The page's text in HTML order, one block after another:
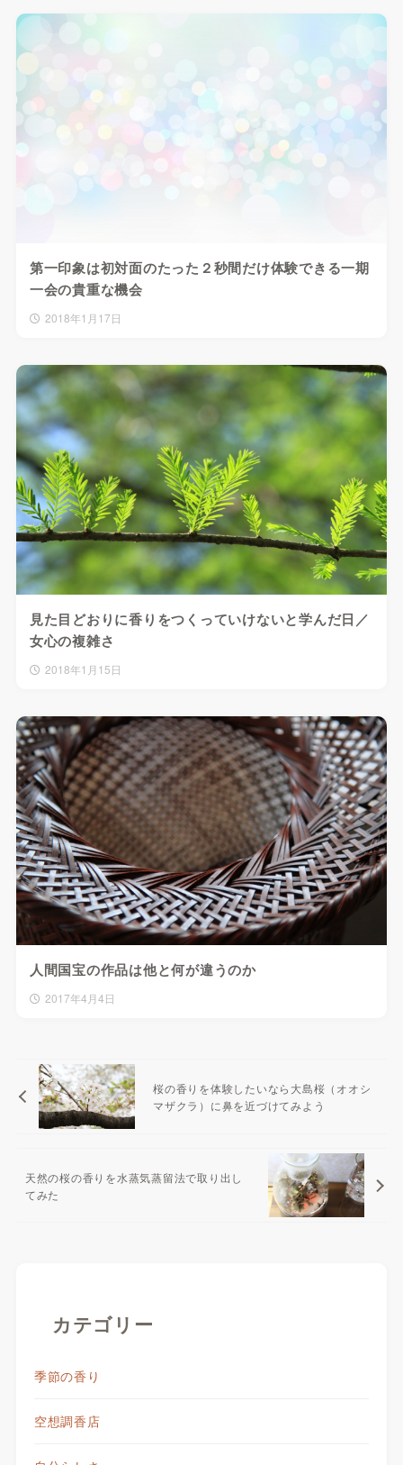
第一印象は初対面のたった２秒間だけ体験できる一期
一会の貴重な機会
2018年1月17日
見た目どおりに香りをつくっていけないと学んだ日／
女心の複雑さ
2018年1月15日
人間国宝の作品は他と何が違うのか
2017年4月4日
桜の香りを体験したいなら大島桜（オオシ
マザクラ）に鼻を近づけてみよう
天然の桜の香りを水蒸気蒸留法で取り出し
てみた
カテゴリー
季節の香り
空想調香店